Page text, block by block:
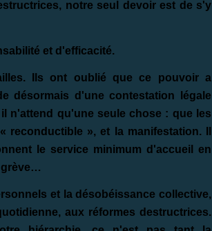
notre seul devoir est de s'y
et d'efficacité.
Ils ont oublié que ce pouvoir a
désormais d'une contestation légale
n'attend qu'une seule chose : que les
», et la manifestation. Il
le service minimum d'accueil en
grève…
et la désobéissance collective,
aux réformes destructrices.